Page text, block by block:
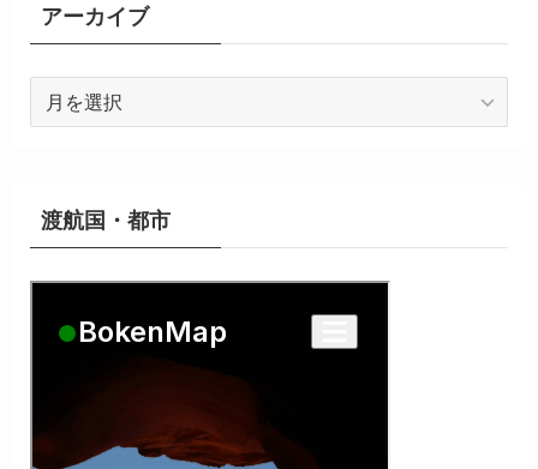
アーカイブ
ー
ブ
渡航国・都市